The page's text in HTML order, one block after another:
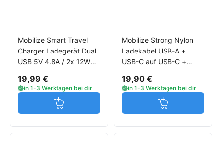
Mobilize Smart Travel
Charger Ladegerät Dual
USB 5V 4.8A / 2x 12W
19,99 €
in 1-3 Werktagen bei dir
Jetzt in den Warenkorb
Mobilize Strong Nylon
Ladekabel USB-A +
USB-C auf USB-C +
schwarz
19,90 €
in 1-3 Werktagen bei dir
Jetzt in den